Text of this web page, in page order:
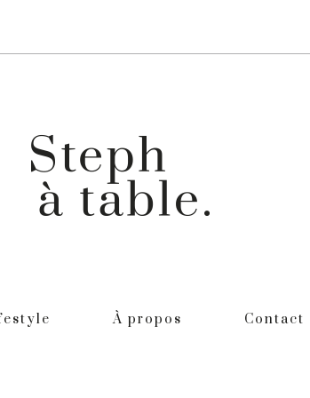
À propos Contact